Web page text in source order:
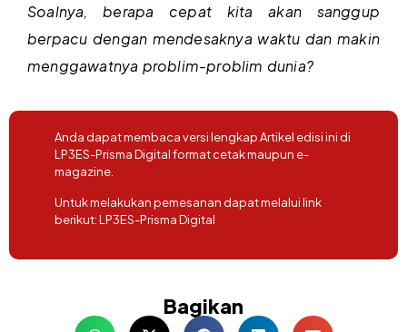
Soalnya, berapa cepat kita akan sanggup
berpacu dengan mendesaknya waktu dan makin
menggawatnya problim-problim dunia?
Anda dapat membaca versi lengkap Artikel edisi ini di
LP3ES-Prisma Digital format cetak maupun e-
magazine.
Untuk melakukan pemesanan dapat melalui link
berikut:LP3ES-Prisma Digital
Bagikan